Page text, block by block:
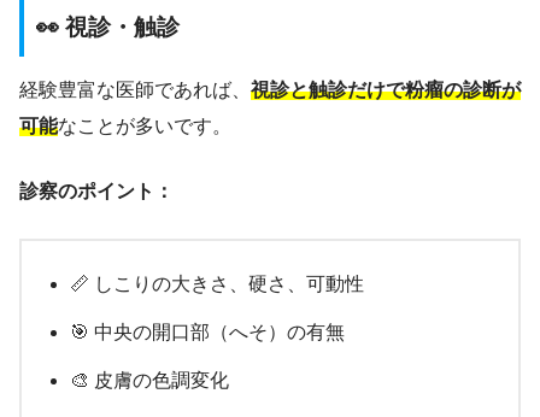
👀 視診・触診
経験豊富な医師であれば、 視診と触診だけで粉瘤の診断が
可能なことが多いです。
診察のポイント：
📏 しこりの大きさ、硬さ、可動性
🎯 中央の開口部（へそ）の有無
🎨 皮膚の色調変化